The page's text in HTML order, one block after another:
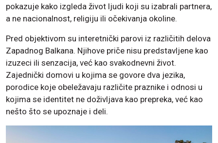
pokazuje kako izgleda život ljudi koji su izabrali partnera,
a ne nacionalnost, religiju ili očekivanja okoline.
Pred objektivom su interetnički parovi iz različitih delova
Zapadnog Balkana. Njihove priče nisu predstavljene kao
izuzeci ili senzacija, već kao svakodnevni život.
Zajednički domovi u kojima se govore dva jezika,
porodice koje obeležavaju različite praznike i odnosi u
kojima se identitet ne doživljava kao prepreka, već kao
nešto što se upoznaje i deli.